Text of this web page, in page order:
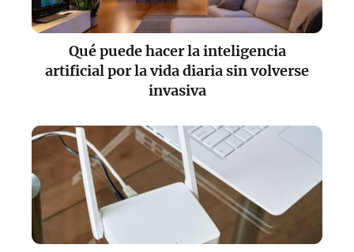
Qué puede hacer la inteligencia
artificial por la vida diaria sin volverse
invasiva